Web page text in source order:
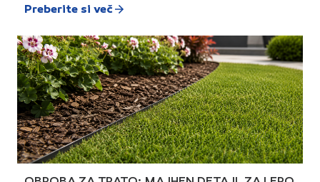
Preberite si več